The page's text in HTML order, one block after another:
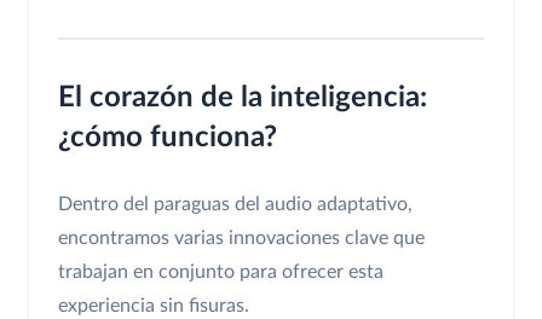
El corazón de la inteligencia:
¿cómo funciona?
Dentro del paraguas del audio adaptativo,
encontramos varias innovaciones clave que
trabajan en conjunto para ofrecer esta
experiencia sin fisuras.